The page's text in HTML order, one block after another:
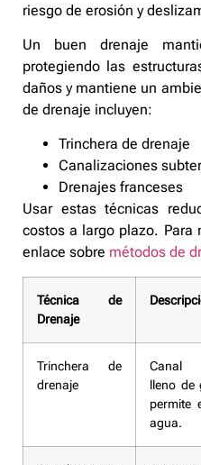
riesgo de erosión y
Un buen drenaje
protegiendo las
daños y mantiene un
de drenaje incluyen:
Trinchera de drenaje
Canalizaciones
Drenajes franceses
Usar estas técnicas
costos a largo plazo. Para
enlace sobre métodos de
Técnica de
Drenaje
Trinchera de
drenaje
Canal
lleno de
permite
agua.